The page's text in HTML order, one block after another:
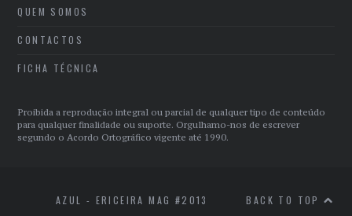
QUEM SOMOS
CONTACTOS
FICHA TÉCNICA
Proibida a reprodução integral ou parcial de qualquer tipo de conteúdo
para qualquer finalidade ou suporte. Orgulhamo-nos de escrever
segundo o Acordo Ortográfico vigente até 1990.
AZUL - ERICEIRA MAG #2013 BACK TO TOP